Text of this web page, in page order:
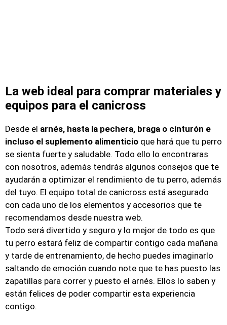
La web ideal para comprar materiales y
equipos para el canicross
Desde el arnés, hasta la pechera, braga o cinturón e
incluso el suplemento alimenticio que hará que tu perro
se sienta fuerte y saludable. Todo ello lo encontraras
con nosotros, además tendrás algunos consejos que te
ayudarán a optimizar el rendimiento de tu perro, además
del tuyo. El equipo total de canicross está asegurado
con cada uno de los elementos y accesorios que te
recomendamos desde nuestra web.
Todo será divertido y seguro y lo mejor de todo es que
tu perro estará feliz de compartir contigo cada mañana
y tarde de entrenamiento, de hecho puedes imaginarlo
saltando de emoción cuando note que te has puesto las
zapatillas para correr y puesto el arnés. Ellos lo saben y
están felices de poder compartir esta experiencia
contigo.